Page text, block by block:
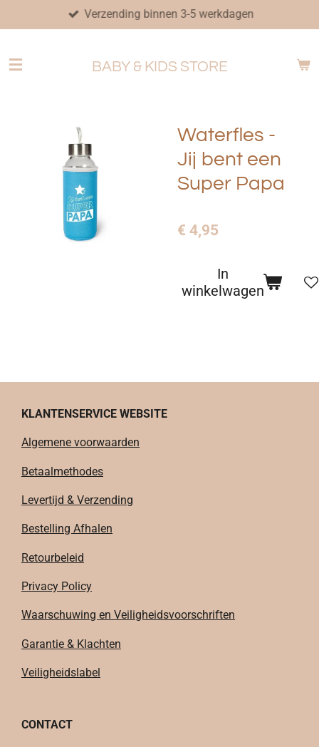
direct
de
Verzending binnen 3-5 werkdagen
BABY & KIDS STORE
Waterfles -
Jij bent een
Super Papa
€ 4,95
In
winkelwagen
KLANTENSERVICE WEBSITE
Algemene voorwaarden
Betaalmethodes
Levertijd & Verzending
Bestelling Afhalen
Retourbeleid
Privacy Policy
Waarschuwing en Veiligheidsvoorschriften
Garantie & Klachten
Veiligheidslabel
CONTACT